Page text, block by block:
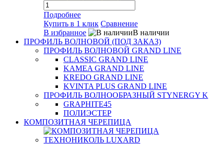
Подробнее
Купить в 1 клик Сравнение
В избранное
В наличии
ПРОФИЛЬ ВОЛНОВОЙ (ПОД ЗАКАЗ)
ПРОФИЛЬ ВОЛНОВОЙ GRAND LINE
CLASSIC GRAND LINE
KAMEA GRAND LINE
KREDO GRAND LINE
KVINTA PLUS GRAND LINE
ПРОФИЛЬ ВОЛНООБРАЗНЫЙ STYNERGY K
GRAPHITE45
ПОЛИЭСТЕР
КОМПОЗИТНАЯ ЧЕРЕПИЦА